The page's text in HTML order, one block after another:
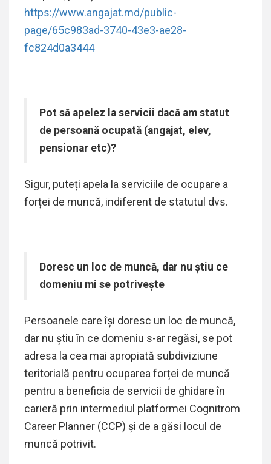
https://www.angajat.md/public-
page/65c983ad-3740-43e3-ae28-
fc824d0a3444
Pot să apelez la servicii dacă am statut
de persoană ocupată (angajat, elev,
pensionar etc)?
Sigur, puteți apela la serviciile de ocupare a
forței de muncă, indiferent de statutul dvs.
Doresc un loc de muncă, dar nu știu ce
domeniu mi se potrivește
Persoanele care își doresc un loc de muncă,
dar nu știu în ce domeniu s-ar regăsi, se pot
adresa la cea mai apropiată subdiviziune
teritorială pentru ocuparea forței de muncă
pentru a beneficia de servicii de ghidare în
carieră prin intermediul platformei Cognitrom
Career Planner (CCP) și de a găsi locul de
muncă potrivit.